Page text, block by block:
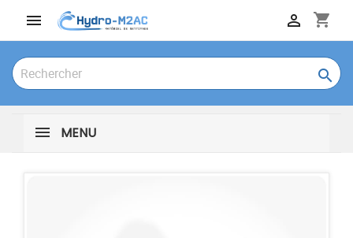
 shopping_cart


MENU